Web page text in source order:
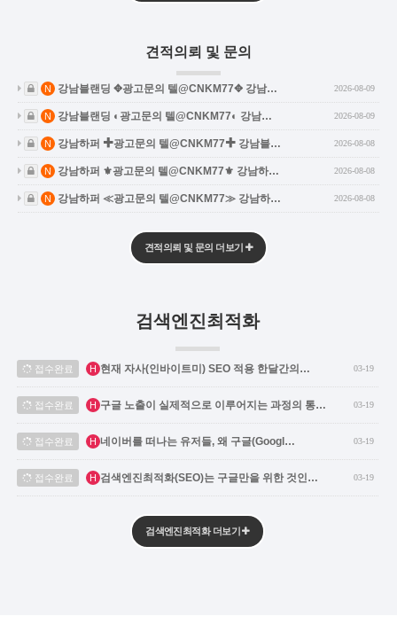
견적의뢰 및 문의
N
강남블랜딩 ✥광고문의 텔@CNKM77✥ 강남… 2026-08-09
비밀글
N
새글
강남블랜딩 ◐광고문의 텔@CNKM77◐ 강남… 2026-08-09
비밀글
N
새글
강남하퍼 ✚광고문의 텔@CNKM77✚ 강남블… 2026-08-08
비밀글
N
새글
강남하퍼 ⚜광고문의 텔@CNKM77⚜ 강남하… 2026-08-08
비밀글
N
새글
강남하퍼 ≪광고문의 텔@CNKM77≫ 강남하… 2026-08-08
견적의뢰 및 문의 더보기
검색엔진최적화
접수완료 H 현재 자사(인바이트미) SEO 적용 한달간의… 03-19
접수완료 H
인기글
구글 노출이 실제적으로 이루어지는 과정의 통… 03-19
접수완료 H
인기글
네이버를 떠나는 유저들, 왜 구글(Googl… 03-19
접수완료 H
인기글
검색엔진최적화(SEO)는 구글만을 위한 것인… 03-19
검색엔진최적화 더보기